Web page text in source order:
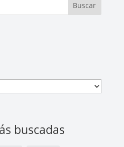
Buscar
buscadas